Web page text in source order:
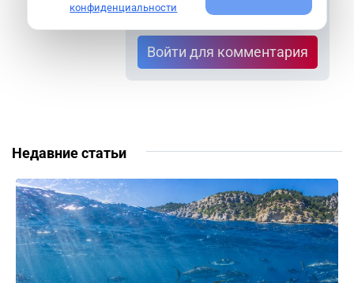
Войти для комментария
Недавние статьи
конфиденциальности